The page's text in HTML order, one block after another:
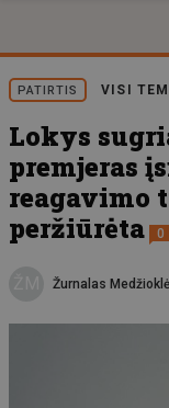
PATIRTIS VISI
Lokys
premjeras
reagavimo
peržiūrėta
0
Žurnalas Medžioklė